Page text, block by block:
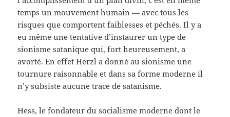
temps un mouvement humain — avec tous les
risques que comportent faiblesses et péchés. Il y a
eu même une tentative d’instaurer un type de
sionisme satanique qui, fort heureusement, a
avorté. En effet Herzl a donné au sionisme une
tournure raisonnable et dans sa forme moderne il
n’y subsiste aucune trace de satanisme.
Hess, le fondateur du socialisme moderne dont le